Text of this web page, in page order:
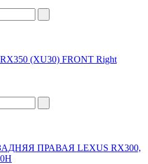
(XU30) FRONT Right
ПРАВАЯ LEXUS RX300,